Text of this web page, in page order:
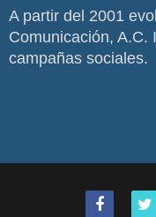
A partir del 2001
Comunicación, A.C.
campañas sociales.